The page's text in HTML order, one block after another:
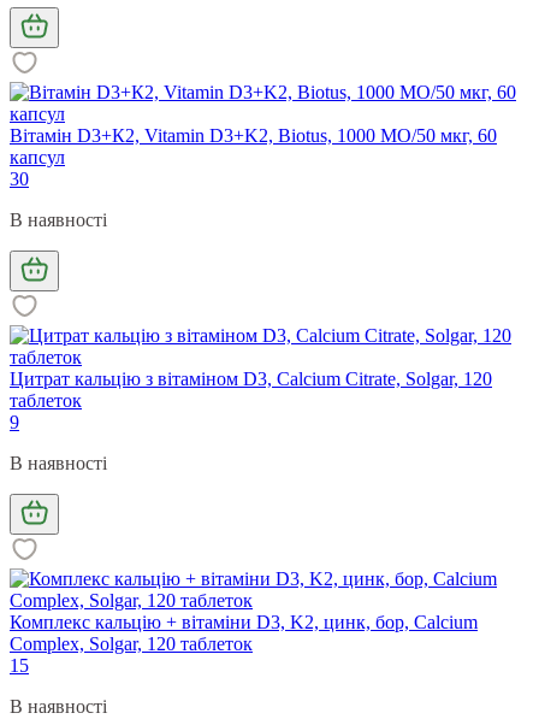
Вітамін D3+К2, Vitamin D3+K2, Biotus, 1000 МО/50 мкг, 60
капсул
30
В наявності
Цитрат кальцію з вітаміном D3, Calcium Citrate, Solgar, 120
таблеток
9
В наявності
Комплекс кальцію + вітаміни D3, K2, цинк, бор, Calcium
Complex, Solgar, 120 таблеток
15
В наявності